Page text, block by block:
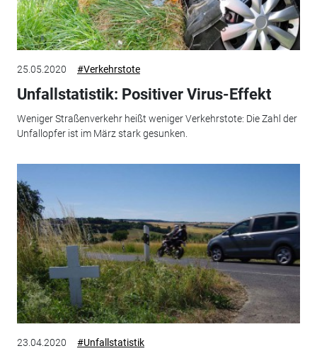
25.05.2020 #Verkehrstote
Unfallstatistik: Positiver Virus-Effekt
Weniger Straßenverkehr heißt weniger Verkehrstote: Die Zahl der
Unfallopfer ist im März stark gesunken.
23.04.2020 #Unfallstatistik